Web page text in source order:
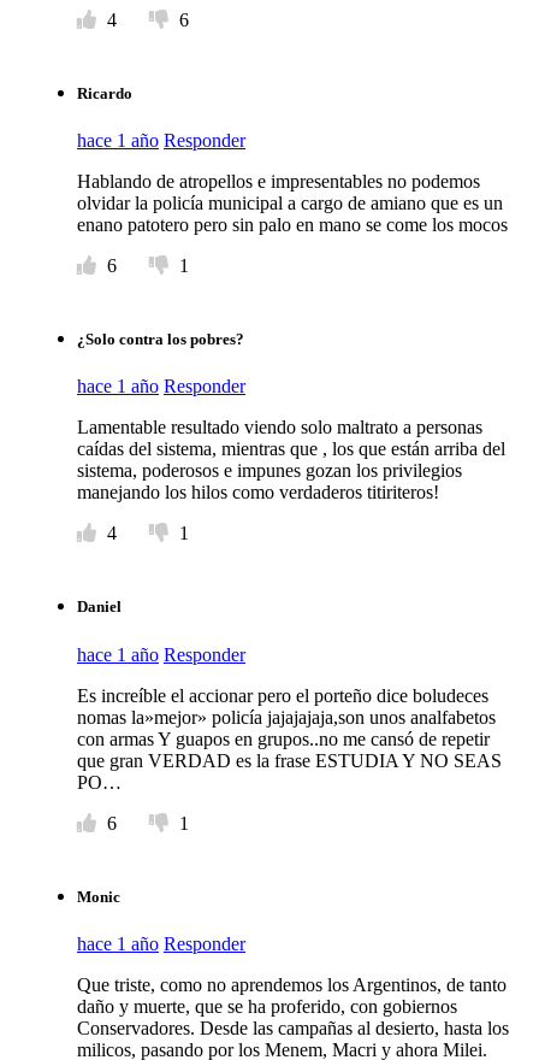
4 6
Ricardo
hace 1 año Responder
Hablando de atropellos e impresentables no podemos
olvidar la policía municipal a cargo de amiano que es un
enano patotero pero sin palo en mano se come los mocos
6
1
¿Solo contra los pobres?
hace 1 año Responder
Lamentable resultado viendo solo maltrato a personas
caídas del sistema, mientras que , los que están arriba del
sistema, poderosos e impunes gozan los privilegios
manejando los hilos como verdaderos titiriteros!
4
1
Daniel
hace 1 año Responder
Es increíble el accionar pero el porteño dice boludeces
nomas la»mejor» policía jajajajaja,son unos analfabetos
con armas Y guapos en grupos..no me cansó de repetir
que gran VERDAD es la frase ESTUDIA Y NO SEAS
PO…
6
1
Monic
hace 1 año Responder
Que triste, como no aprendemos los Argentinos, de tanto
daño y muerte, que se ha proferido, con gobiernos
Conservadores. Desde las campañas al desierto, hasta los
milicos, pasando por los Menem, Macri y ahora Milei.